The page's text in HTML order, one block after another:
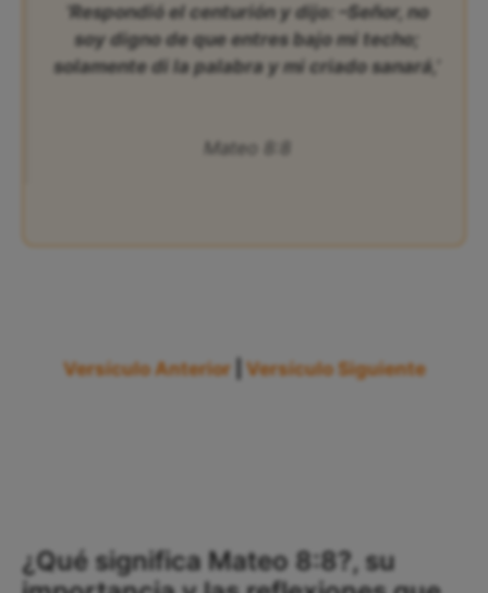
‘Respondió el centurión y dijo: –Señor, no
soy digno de que entres bajo mi techo;
solamente di la palabra y mi criado sanará,’
Mateo 8:8
Versículo Anterior Versículo Siguiente
¿Qué significa Mateo 8:8?, su